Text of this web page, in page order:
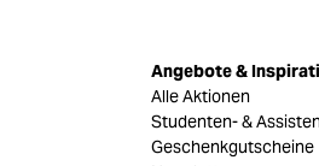
Angebote &
Alle Aktionen
Studenten- &
Geschenkgutscheine